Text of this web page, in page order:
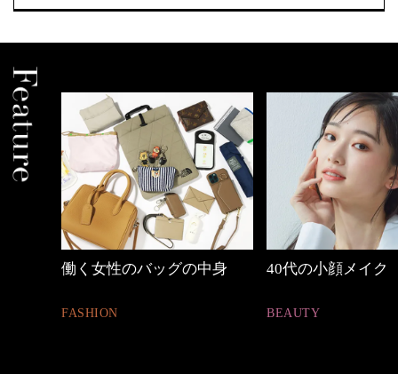
40代の小顔メイク
BEAUTY
【ワーママのきれ